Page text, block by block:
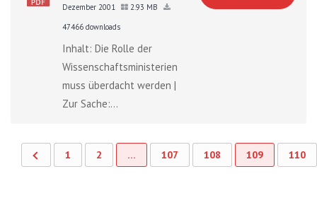
Dezember 2001
2.93 MB
47466 downloads
Inhalt: Die Rolle der
Wissenschaftsministerien
muss überdacht werden |
Zur Sache:...
1 2 … 107 108 109 110